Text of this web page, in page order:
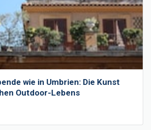
wie in Umbrien: Die Kunst
Outdoor-Lebens